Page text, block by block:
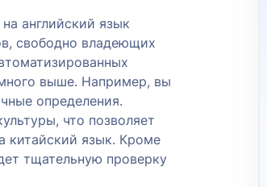
английский язык
свободно владеющих
выше. Например, вы
определения.
что позволяет
китайский язык. Кроме
тщательную проверку